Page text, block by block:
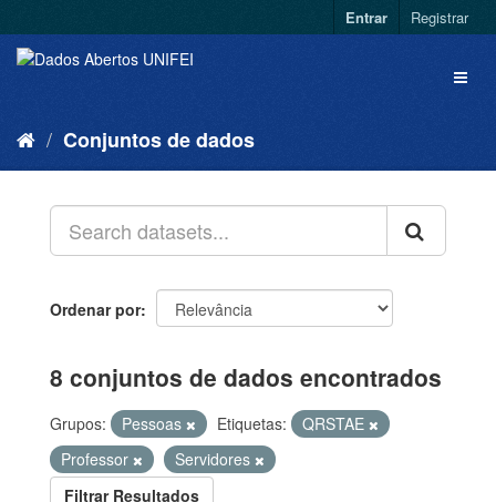
Entrar Registrar
Conjuntos de dados
Ordenar por
8 conjuntos de dados encontrados
Grupos: Pessoas Etiquetas:
QRSTAE
Professor
Servidores
Filtrar Resultados